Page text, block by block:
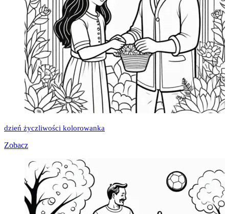
dzień życzliwości kolorowanka
Zobacz